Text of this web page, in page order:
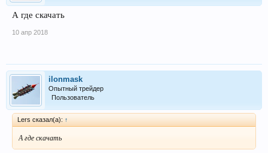
А где скачать
10 апр 2018
ilonmask
Опытный трейдер
Пользователь
Lers сказал(а): ↑
А где скачать